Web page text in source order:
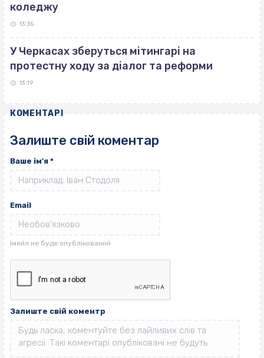
коледжу
13:35
У Черкасах зберуться мітингарі на
протестну ходу за діалог та реформи
13:19
КОМЕНТАРІ
Залиште свій коментар
Ваше ім'я *
Email
Залиште свій коментр